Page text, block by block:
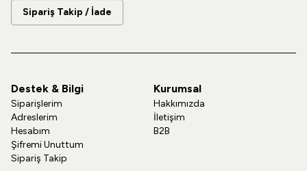
Sipariş Takip / İade
Destek & Bilgi
Siparişlerim
Adreslerim
Hesabım
Şifremi Unuttum
Sipariş Takip
Kurumsal
Hakkımızda
İletişim
B2B